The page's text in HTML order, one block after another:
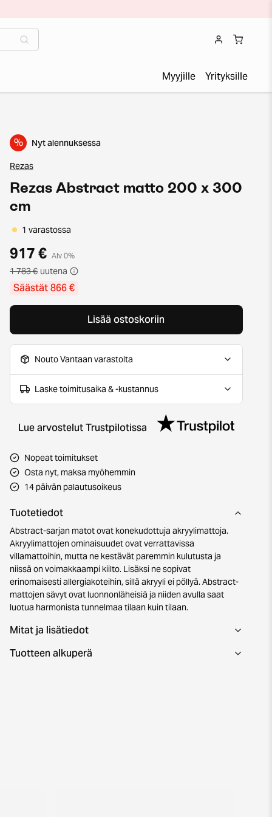
Myyjille Yrityksille
% Nyt alennuksessa
Rezas
Rezas Abstract matto 200 x 300
cm
1 varastossa
917 € Alv 0%
1 783 € uutena
Säästät 866 €
Lisää ostoskoriin
Nouto Vantaan varastolta
Laske toimitusaika & -kustannus
Lue arvostelut Trustpilotissa
Nopeat toimitukset
Osta nyt, maksa myöhemmin
14 päivän palautusoikeus
Tuotetiedot
Abstract-sarjan matot ovat konekudottuja akryylimattoja.
Akryylimattojen ominaisuudet ovat verrattavissa
villamattoihin, mutta ne kestävät paremmin kulutusta ja
niissä on voimakkaampi kiilto. Lisäksi ne sopivat
erinomaisesti allergiakoteihin, sillä akryyli ei pöllyä. Abstract-
mattojen sävyt ovat luonnonläheisiä ja niiden avulla saat
luotua harmonista tunnelmaa tilaan kuin tilaan.
Mitat ja lisätiedot
Tuotteen alkuperä